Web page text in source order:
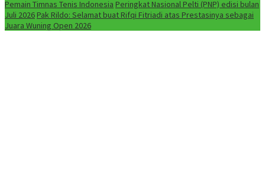
Pemain Timnas Tenis Indonesia Peringkat Nasional Pelti (PNP) edisi bulan
Juli 2026Pak Rildo: Selamat buat Rifqi Fitriadi atas Prestasinya sebagai
Juara Wuning Open 2026